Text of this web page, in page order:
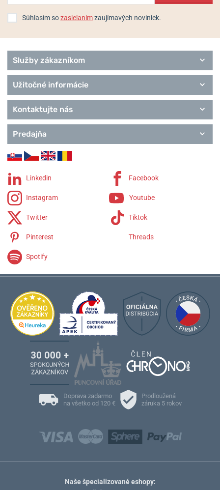
Súhlasím sozasielanímzaujímavých noviniek.
Služby zákazníkom
Užitočné informácie
Kontaktujte nás
Predajňa
Linkedin Facebook
Instagram Youtube
Twitter Tiktok
Pinterest Threads
Spotify
Doprava zadarmo
na všetko od 120 €
Prodloužená
záruka 5 rokov
Naše špecializované eshopy: